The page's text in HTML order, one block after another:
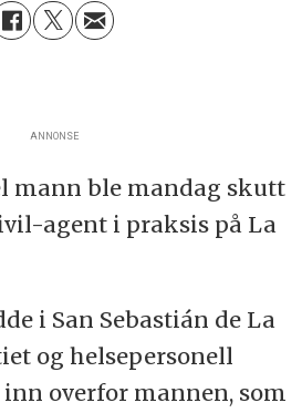
ANNONSE
mann ble mandag skutt
agent i praksis på La
i San Sebastián de La
og helsepersonell
overfor mannen, som